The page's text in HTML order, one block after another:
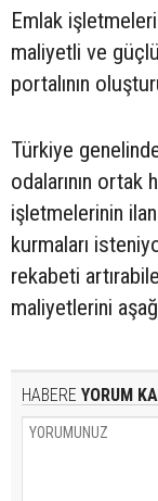
Emlak
maliyetli ve
portalının
Türkiye
odalarının ortak
işletmelerinin
kurmaları
rekabeti
maliyetlerini
HABERE YORUM